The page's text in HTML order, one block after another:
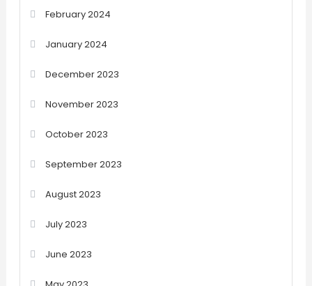
February 2024
January 2024
December 2023
November 2023
October 2023
September 2023
August 2023
July 2023
June 2023